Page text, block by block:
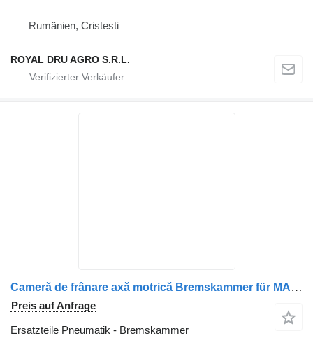
Rumänien, Cristesti
ROYAL DRU AGRO S.R.L.
Cameră de frânare axă motrică Bremskammer für MAN 81504106935, 81504106869, 81504119015, 81504116015, 81504109935, K007677-11 LKW
Preis auf Anfrage
Ersatzteile Pneumatik - Bremskammer